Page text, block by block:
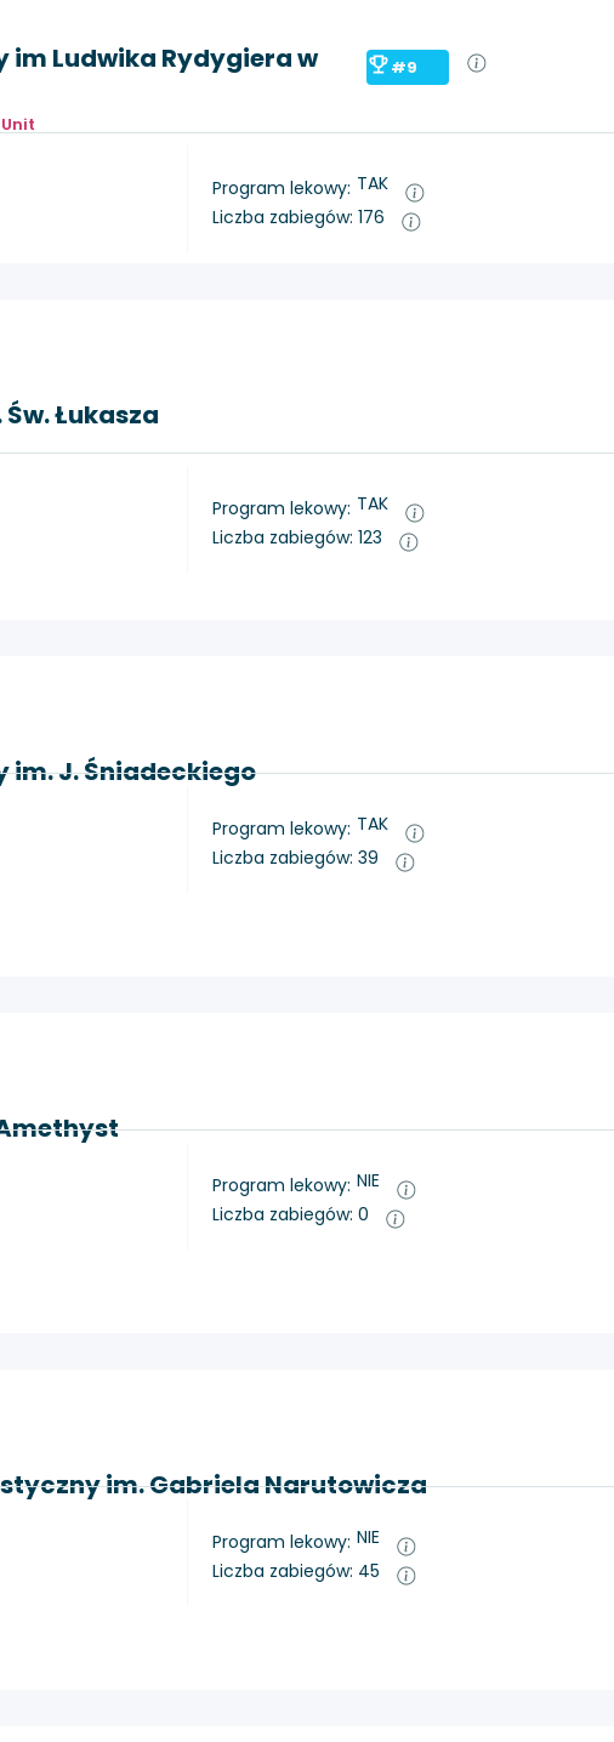
Ludwika Rydygiera w
#9
Program lekowy: TAK
Liczba zabiegów: 176
Łukasza
Program lekowy: TAK
Liczba zabiegów: 123
J. Śniadeckiego
Program lekowy: TAK
Liczba zabiegów: 39
Program lekowy: NIE
Liczba zabiegów: 0
im. Gabriela Narutowicza
Program lekowy: NIE
Liczba zabiegów: 45